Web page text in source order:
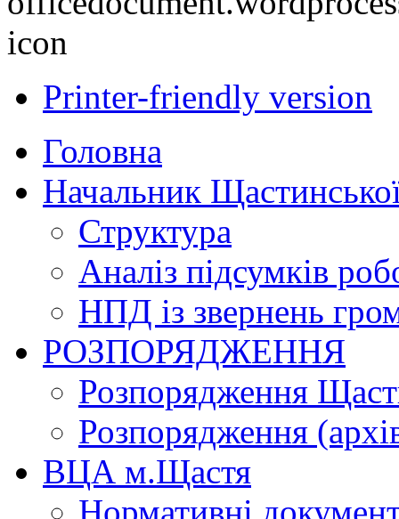
Printer-friendly version
Головна
Начальник
Структура
Аналіз підсумків
НПД із звернень
РОЗПОРЯДЖЕННЯ
Розпорядження
Розпорядження
ВЦА м.Щастя
Нормативні